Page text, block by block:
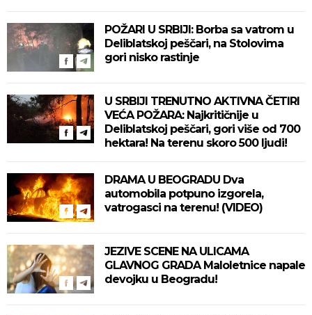
POŽARI U SRBIJI: Borba sa vatrom u
Deliblatskoj peščari, na Stolovima
gori nisko rastinje
U SRBIJI TRENUTNO AKTIVNA ČETIRI
VEĆA POŽARA: Najkritičnije u
Deliblatskoj peščari, gori više od 700
hektara! Na terenu skoro 500 ljudi!
DRAMA U BEOGRADU Dva
automobila potpuno izgorela,
vatrogasci na terenu! (VIDEO)
JEZIVE SCENE NA ULICAMA
GLAVNOG GRADA Maloletnice napale
devojku u Beogradu!